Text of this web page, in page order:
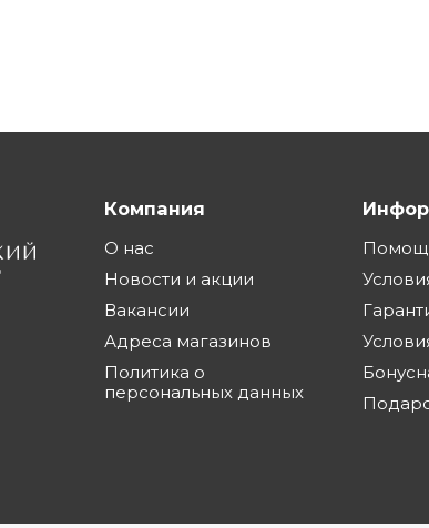
Компания
О нас
Новости и акции
Вакансии
Адреса магазинов
Политика о
персональных данных